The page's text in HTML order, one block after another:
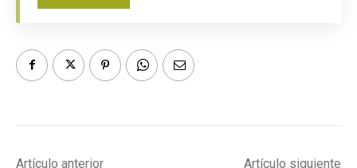
Artículo anterior Artículo siguiente